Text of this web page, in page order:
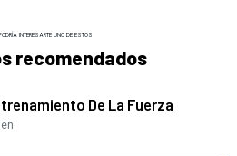
INTERESARTE UNO DE ESTOS
recomendados
De La Fuerza